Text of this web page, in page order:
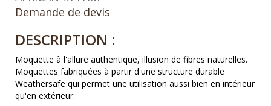
Demande de devis
DESCRIPTION :
Moquette à l'allure authentique, illusion de fibres naturelles.
Moquettes fabriquées à partir d'une structure durable
Weathersafe qui permet une utilisation aussi bien en intérieur
qu'en extérieur.